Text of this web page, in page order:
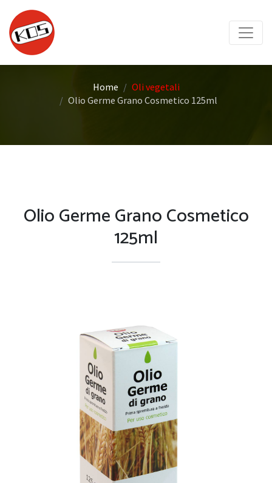
Home
Oli vegetali
Olio Germe Grano Cosmetico 125ml
Olio Germe Grano Cosmetico
125ml